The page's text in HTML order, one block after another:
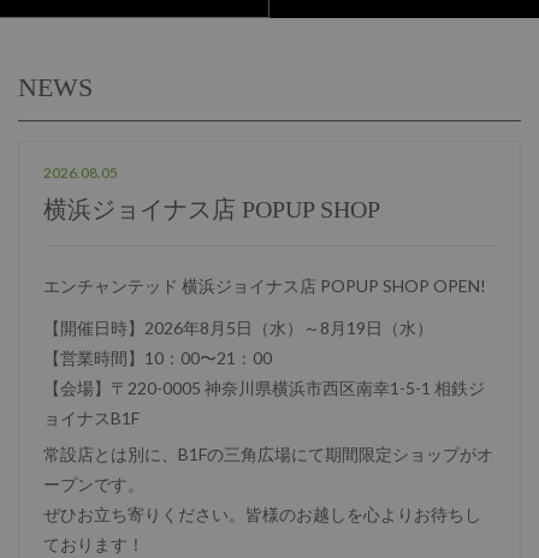
NEWS
2026.08.05
横浜ジョイナス店 POPUP SHOP
エンチャンテッド 横浜ジョイナス店 POPUP SHOP OPEN!
【開催日時】2026年8月5日（水）～8月19日（水）
【営業時間】10：00〜21：00
【会場】〒220-0005 神奈川県横浜市西区南幸1-5-1 相鉄ジ
ョイナスB1F
常設店とは別に、B1Fの三角広場にて期間限定ショップがオ
ープンです。
ぜひお立ち寄りください。皆様のお越しを心よりお待ちし
ております！